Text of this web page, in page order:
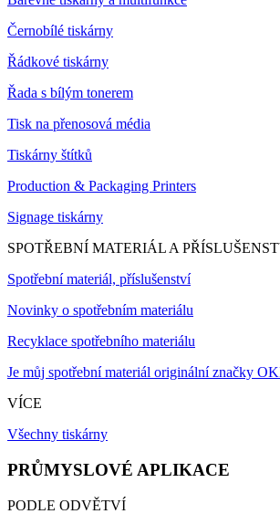
Černobílé tiskárny
Řádkové tiskárny
Řada s bílým tonerem
Tisk na přenosová média
Tiskárny štítků
Production & Packaging Printers
Signage tiskárny
SPOTŘEBNÍ MATERIÁL A
Spotřební materiál, příslušenství
Novinky o spotřebním materiálu
Recyklace spotřebního materiálu
Je můj spotřební materiál originální značky
VÍCE
Všechny tiskárny
PRŮMYSLOVÉ APLIKACE
PODLE ODVĚTVÍ